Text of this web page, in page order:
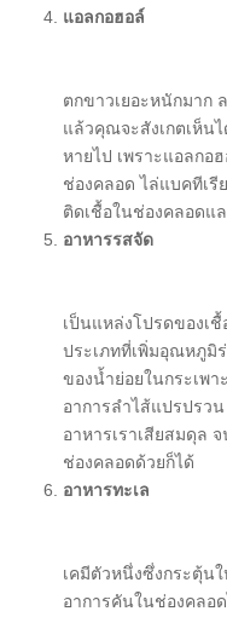
แอ
ตกขาวเยอะหนักมาก
แล้วคุณจะสังเกตเห็น
หายไป เพราะแอลกอ
ช่องคลอด ไล่แบคทีเรี
ติดเชื้อในช่องคลอดแ
อาห
เป็นแหล่งโปรดของเ
ประเภทที่เพิ่มอุณหภูมิ
ของน้ำย่อยในกระเพา
อาการลำไส้แปรปรว
อาหารเราเสียสมดุล
ช่องคลอดด้วยก็ได้
อาห
เคมีตัวหนึ่งซึ่งกระตุ้น
อาการคันในช่องคลอ